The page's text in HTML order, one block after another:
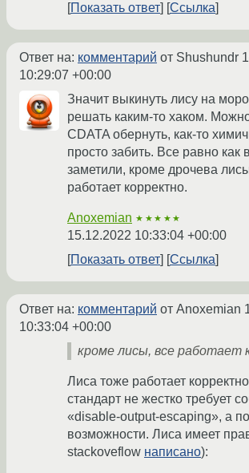
Показать ответ Ссылка
Ответ на: комментарий от Shushundr
10:29:07 +00:00
Значит выкинуть лису на
решать каким-то хаком.
CDATA обернуть, как-то
просто забить. Все равно
заметили, кроме дрочева
работает корректно.
Anoxemian ★★★★★
15.12.2022 10:33:04 +00:00
Показать ответ
Ссылка
Ответ на: комментарий от Anoxemian
10:33:04 +00:00
кроме лисы, все работает
Лиса тоже работает
стандарт не жестко требует
«disable-output-escaping», а
возможности. Лиса имеет
stackoveflow написано):